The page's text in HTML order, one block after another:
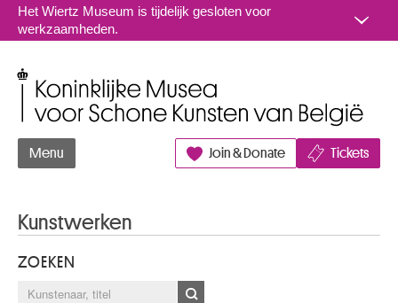
Naar inhoud
Het Wiertz Museum is tijdelijk gesloten voor
werkzaamheden.
Menu Join & Donate Tickets
Kunstwerken
ZOEKEN